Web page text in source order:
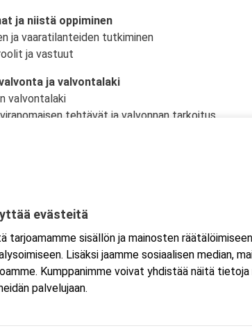
ja niistä oppiminen
ja vaaratilanteiden tutkiminen
ja vastuut
ja valvontalaki
valvontalaki
tehtävät ja valvonnan tarkoitus
sisältö
toimintasuunnitelma
evästeitä
tarjoamamme sisällön ja mainosten
Lisäksi jaamme sosiaalisen median,
Kumppanimme voivat yhdistää näitä
palvelujaan.